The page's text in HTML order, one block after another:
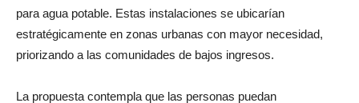
para agua potable. Estas instalaciones se ubicarían
estratégicamente en zonas urbanas con mayor necesidad,
priorizando a las comunidades de bajos ingresos.
La propuesta contempla que las personas puedan